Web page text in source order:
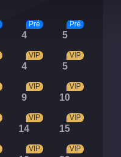
4
Pré
5
Pré
4
VIP
5
VIP
9
VIP
10
VIP
14
VIP
15
VIP
VIP VIP